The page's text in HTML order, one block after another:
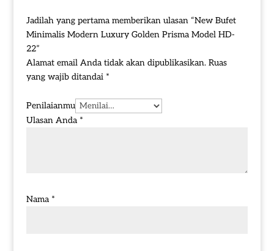
Jadilah yang pertama memberikan ulasan “New Bufet
Minimalis Modern Luxury Golden Prisma Model HD-
22”
Alamat email Anda tidak akan dipublikasikan. Ruas
yang wajib ditandai *
Penilaianmu
Ulasan Anda *
Nama *